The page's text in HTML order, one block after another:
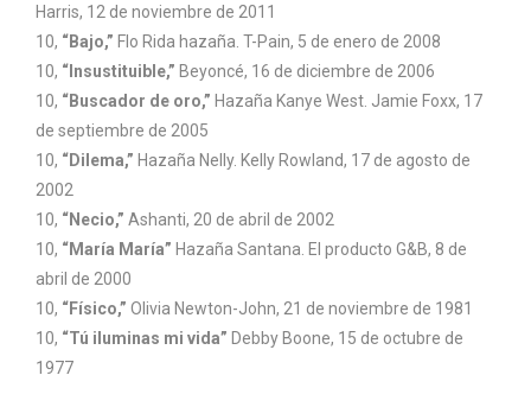
Harris, 12 de noviembre de 2011
10, “Bajo,” Flo Rida hazaña. T-Pain, 5 de enero de 2008
10, “Insustituible,” Beyoncé, 16 de diciembre de 2006
10, “Buscador de oro,” Hazaña Kanye West. Jamie Foxx, 17
de septiembre de 2005
10, “Dilema,” Hazaña Nelly. Kelly Rowland, 17 de agosto de
2002
10, “Necio,” Ashanti, 20 de abril de 2002
10, “María María” Hazaña Santana. El producto G&B, 8 de
abril de 2000
10, “Físico,” Olivia Newton-John, 21 de noviembre de 1981
10, “Tú iluminas mi vida” Debby Boone, 15 de octubre de
1977